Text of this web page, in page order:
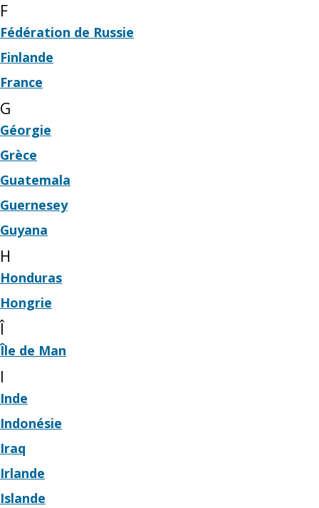
F
Fédération de Russie
Finlande
France
G
Géorgie
Grèce
Guatemala
Guernesey
Guyana
H
Honduras
Hongrie
Î
Île de Man
I
Inde
Indonésie
Iraq
Irlande
Islande